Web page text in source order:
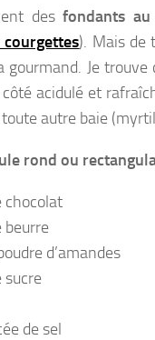
desfondants
). Mais de
gourmand. Je
acidulé et
autre baie
rond ou
chocolat
beurre
d’amandes
sucre
de sel